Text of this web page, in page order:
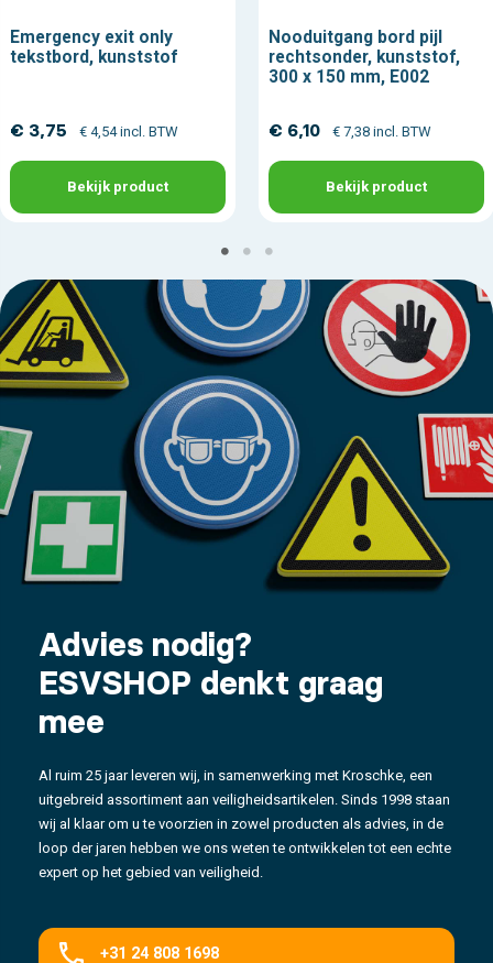
Emergency exit only
tekstbord, kunststof
€ 3,75 € 4,54 incl. BTW
Bekijk product
Nooduitgang bord pijl
rechtsonder, kunststof,
300 x 150 mm, E002
€ 6,10 € 7,38 incl. BTW
Bekijk product
Advies nodig?
ESVSHOP denkt graag
mee
Al ruim 25 jaar leveren wij, in samenwerking met Kroschke, een
uitgebreid assortiment aan veiligheidsartikelen. Sinds 1998 staan
wij al klaar om u te voorzien in zowel producten als advies, in de
loop der jaren hebben we ons weten te ontwikkelen tot een echte
expert op het gebied van veiligheid.
+31 24 808 1698